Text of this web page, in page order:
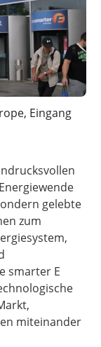
Eingang
gelebte
zum
smarter E
miteinander